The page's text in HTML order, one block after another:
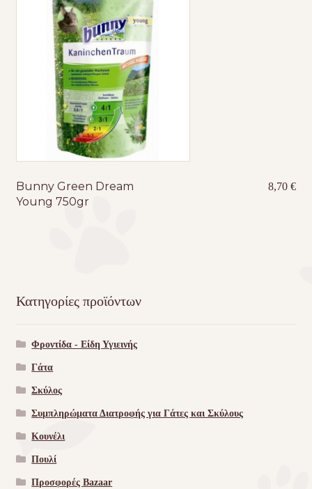
Bunny Green Dream
Young 750gr
8,70€
Κατηγορίες προϊόντων
Φροντίδα - Είδη Υγιεινής
Γάτα
Σκύλος
Συμπληρώματα Διατροφής για Γάτες και Σκύλους
Κουνέλι
Πουλί
Προσφορές Bazaar